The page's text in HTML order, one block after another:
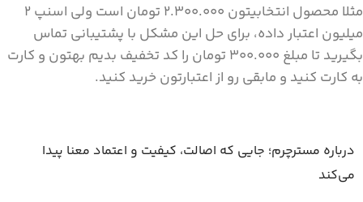
مثلا محصول انتخابیتون ۲.۳۰۰.۰۰۰ تومان است ولی اسنپ ۲
میلیون اعتبار داده، برای حل این مشکل با پشتیبانی تماس
بگیرید تا مبلغ ۳۰۰.۰۰۰ تومان را کد تخفیف بدیم بهتون و کارت
به کارت کنید و مابقی رو از اعتبارتون خرید کنید.
درباره مسترچرم؛ جایی که اصالت، کیفیت و اعتماد معنا پیدا
می‌کند